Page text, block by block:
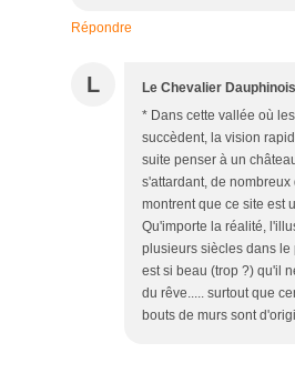
Répondre
L Le Chevalier Dauphinois
* Dans cette vallée où
succèdent, la vision
suite penser à un
s'attardant, de
montrent que ce site est
Qu'importe la réalité,
plusieurs siècles dans le
est si beau (trop ?) qu'il
du rêve..... surtout que
bouts de murs sont